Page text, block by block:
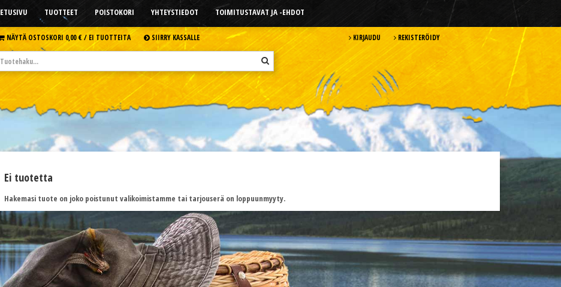
ETUSIVU TUOTTEET POISTOKORI YHTEYSTIEDOT TOIMITUSTAVAT JA -EHDOT
NÄYTÄ OSTOSKORI 0,00 € /EI TUOTTEITA SIIRRY KASSALLE KIRJAUDU REKISTERÖIDY
Ei tuotetta
Hakemasi tuote on joko poistunut valikoimistamme tai tarjouserä on loppuunmyyty.